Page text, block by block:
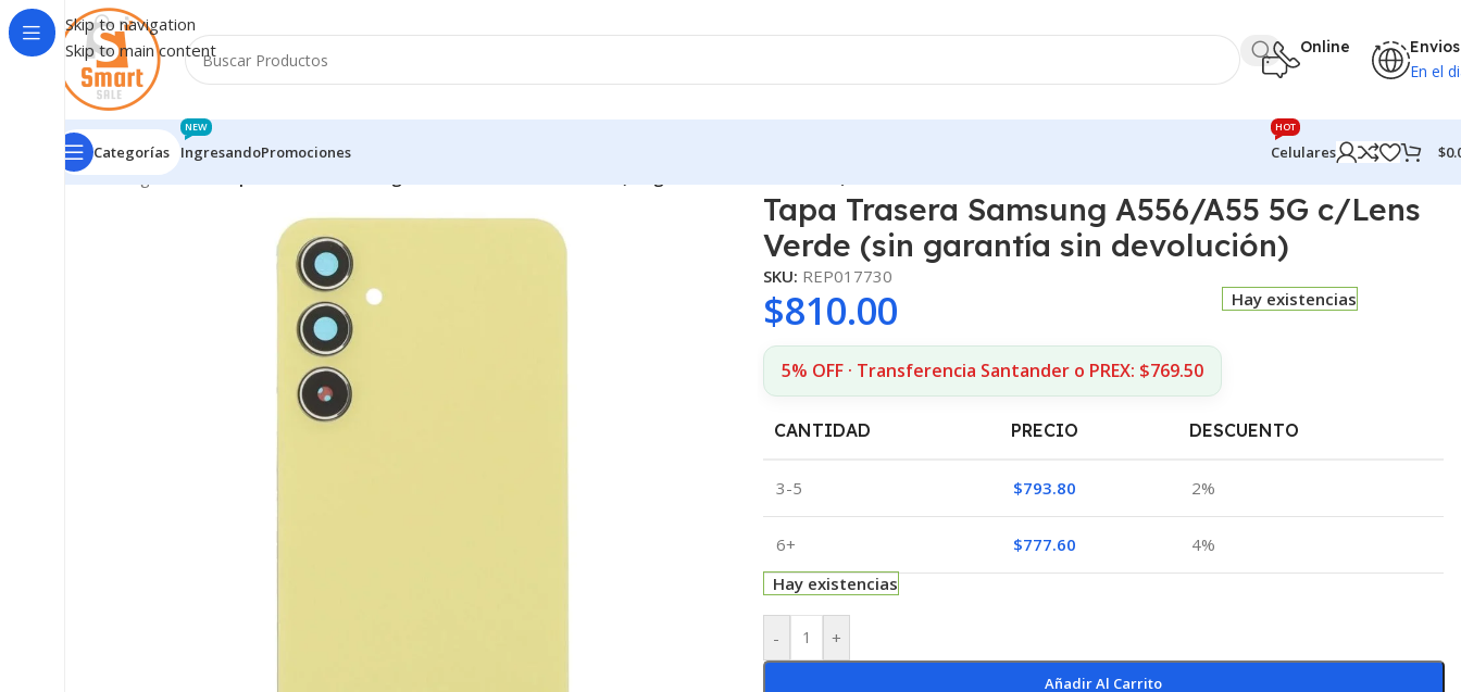
Skip to navigation
Skip to main content
Online Envios
En el
Categorías Ingresando
NEW
Promociones Celulares
HOT
$
Inicio/Ingresando
Tapa Trasera Samsung A556/A55 5G c/Lens
Verde (sin garantía sin devolución)
SKU: REP017730
$810.00
5% OFF · Transferencia Santander o PREX: $769.50
Hay existencias
CANTIDAD PRECIO DESCUENTO
3-5 $793.80 2%
6+ $777.60
4%
Hay existencias
- +
Añadir Al Carrito